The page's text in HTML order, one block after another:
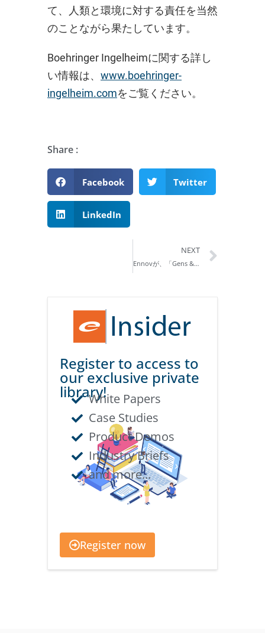
て、人類と環境に対する責任を当然
のことながら果たしています。
Boehringer Ingelheimに関する詳し
い情報は、 www.boehringer-
ingelheim.comをご覧ください。
Share :
Facebook Twitter
LinkedIn
NEXT
Ennovが、「Gens & Associates 2018 World Class RIM Study」に選ばれる
Register to access to
our exclusive private
library!White Papers
Case Studies
Product Demos
Industry Briefs
and more...
Register now